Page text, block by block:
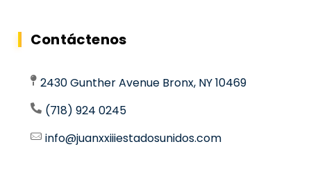
Contáctenos
2430 Gunther Avenue Bronx, NY 10469
(718) 924 0245
info@juanxxiiiestadosunidos.com